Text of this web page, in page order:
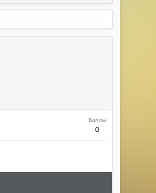
Баллы
0